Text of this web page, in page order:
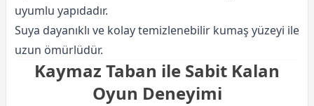
uyumlu yapıdadır.
Suya dayanıklı ve kolay temizlenebilir kumaş yüzeyi ile
uzun ömürlüdür.
Kaymaz Taban ile Sabit Kalan
Oyun Deneyimi